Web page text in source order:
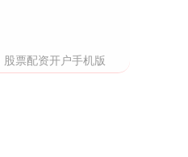
股票配资开户手机版